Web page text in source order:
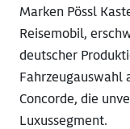
Marken Pössl
Reisemobil,
deutscher
Fahrzeugauswahl
Concorde, die
Luxussegment.